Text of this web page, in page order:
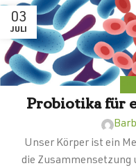
03
JULI
Probiotika für
Unser Körper ist ein
die Zusammensetzung